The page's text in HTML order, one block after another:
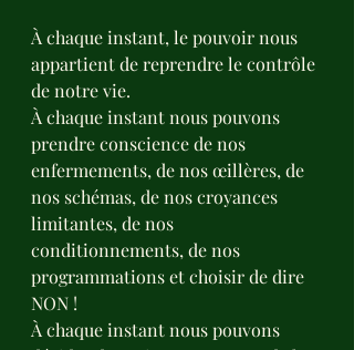
À chaque instant, le pouvoir nous
appartient de reprendre le contrôle
de notre vie.
À chaque instant nous pouvons
prendre conscience de nos
enfermements, de nos œillères, de
nos schémas, de nos croyances
limitantes, de nos
conditionnements, de nos
programmations et choisir de dire
NON !
À chaque instant nous pouvons